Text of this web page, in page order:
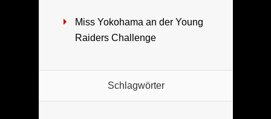
Miss Yokohama an der Young
Raiders Challenge
Schlagwörter